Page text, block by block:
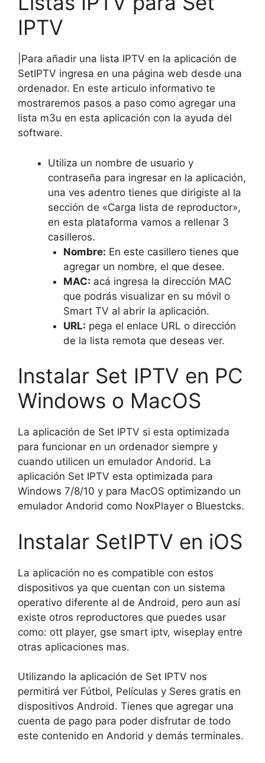
IPTV
|Para añadir una lista IPTV en la aplicación de
SetIPTV ingresa en una página web desde una
ordenador. En este articulo informativo te
mostraremos pasos a paso como agregar una
lista m3u en esta aplicación con la ayuda del
software.
Utiliza un nombre de usuario y
contraseña para ingresar en la aplicación,
una ves adentro tienes que dirigiste al la
sección de «Carga lista de reproductor»,
en esta plataforma vamos a rellenar 3
casilleros.
Nombre: En este casillero tienes que
agregar un nombre, el que desee.
MAC: acá ingresa la dirección MAC
que podrás visualizar en su móvil o
Smart TV al abrir la aplicación.
URL: pega el enlace URL o dirección
de la lista remota que deseas ver.
Instalar Set IPTV en PC
Windows o MacOS
La aplicación de Set IPTV si esta optimizada
para funcionar en un ordenador siempre y
cuando utilicen un emulador Andorid. La
aplicación Set IPTV esta optimizada para
Windows 7/8/10 y para MacOS optimizando un
emulador Andorid como NoxPlayer o Bluestcks.
Instalar SetIPTV en iOS
La aplicación no es compatible con estos
dispositivos ya que cuentan con un sistema
operativo diferente al de Android, pero aun así
existe otros reproductores que puedes usar
como: ott player, gse smart iptv, wiseplay entre
otras aplicaciones mas.
Utilizando la aplicación de Set IPTV nos
permitirá ver Fútbol, Películas y Seres gratis en
dispositivos Android. Tienes que agregar una
cuenta de pago para poder disfrutar de todo
este contenido en Andorid y demás terminales.